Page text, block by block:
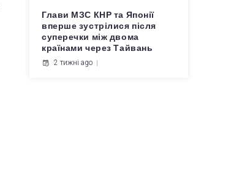
Глави МЗС КНР та Японії
вперше зустрілися після
суперечки між двома
країнами через Тайвань
2 тижні ago